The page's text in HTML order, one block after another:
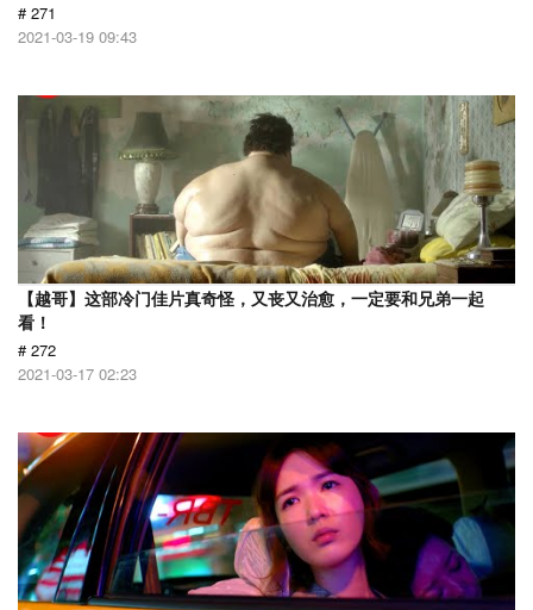
# 271
2021-03-19 09:43
【越哥】这部冷门佳片真奇怪，又丧又治愈，一定要和兄弟一起
看！
# 272
2021-03-17 02:23